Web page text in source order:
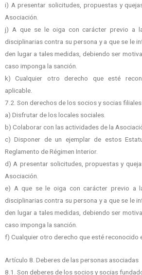
i) A presentar solicitudes, propuestas y
Asociación.
j) A que se le oiga con carácter previo a
disciplinarias contra su persona y a que se le
den lugar a tales medidas, debiendo ser
caso imponga la sanción.
k) Cualquier otro derecho que esté
aplicable.
7.2. Son derechos de los socios y socias
a) Disfrutar de los locales sociales.
b) Colaborar con las actividades de la
c) Disponer de un ejemplar de estos
Reglamento de Régimen Interior.
d) A presentar solicitudes, propuestas y
Asociación.
e) A que se le oiga con carácter previo a
disciplinarias contra su persona y a que se le
den lugar a tales medidas, debiendo ser
caso imponga la sanción.
f) Cualquier otro derecho que esté reconocido
Artículo 8. Deberes de las personas asociadas
8.1. Son deberes de los socios y socias